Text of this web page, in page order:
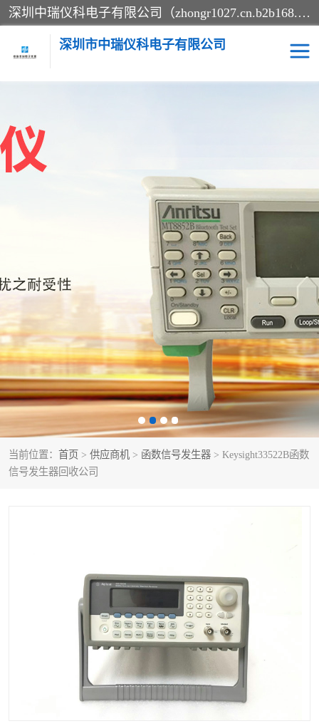
深圳中瑞仪科电子有限公司（zhongr1027.cn.b2b168.com）主要从事回收二手仪器，工厂仪器，回收示波器，KeysightE4980A，FLUKE754，MT8852B，IFR3920，Agilent N4010A，MT8852B等业务，全国统一热线：13570873835。深圳中瑞仪科电子有限公司整批或单出，专业评估高价回收工厂闲置仪器。
深圳市中瑞仪科电子有限公司
当前位置： 首页 > 供应商机 > 函数信号发生器 > Keysight33522B函数
信号发生器回收公司
示波器
其他仪器仪表
频谱分析仪
综合测试仪
网络分析仪
过程校验仪 电桥测试仪
泰克示波器 电池测试仪
数字源表 函数信号发生器
功率计 校准件
校准仪 阻抗分析仪
音频分析仪